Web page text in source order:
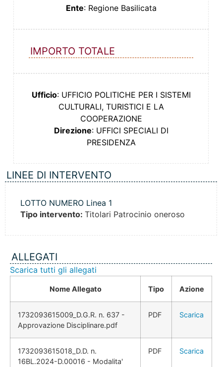
Ente: Regione Basilicata
IMPORTO TOTALE
Ufficio: UFFICIO POLITICHE PER I SISTEMI
CULTURALI, TURISTICI E LA
COOPERAZIONE
Direzione: UFFICI SPECIALI DI
PRESIDENZA
LINEE DI INTERVENTO
LOTTO NUMERO Linea 1
Tipo intervento: Titolari Patrocinio oneroso
ALLEGATI
Scarica tutti gli allegati
Nome Allegato Tipo Azione
1732093615009_D.G.R. n. 637 -
Approvazione Disciplinare.pdf
PDF Scarica
1732093615018_D.D. n.
16BL.2024-D.00016 - Modalita'
PDF Scarica